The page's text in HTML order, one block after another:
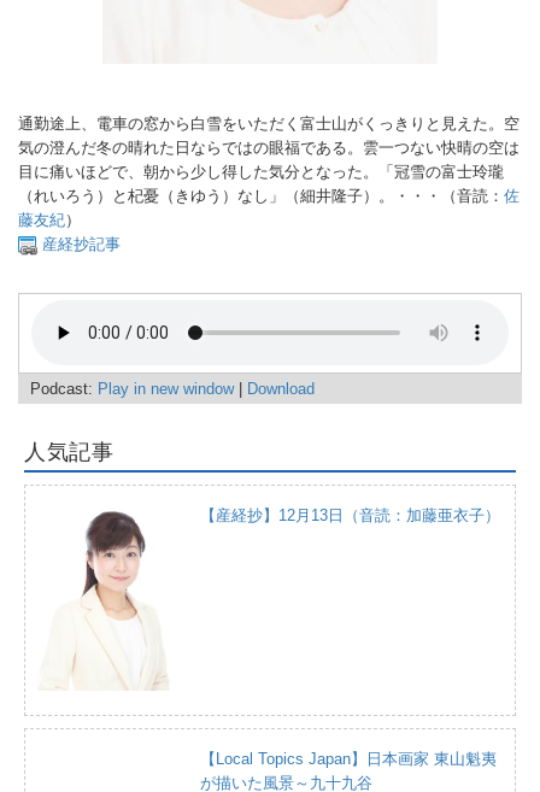
通勤途上、電車の窓から白雪をいただく富士山がくっきりと見えた。空
気の澄んだ冬の晴れた日ならではの眼福である。雲一つない快晴の空は
目に痛いほどで、朝から少し得した気分となった。「冠雪の富士玲瓏
（れいろう）と杞憂（きゆう）なし」（細井隆子）。・・・（音読： 佐
藤友紀）
産経抄記事
Podcast: Play in new window| Download
人気記事
【産経抄】12月13日（音読：加藤亜衣子）
【Local Topics Japan】日本画家 東山魁夷
が描いた風景～九十九谷